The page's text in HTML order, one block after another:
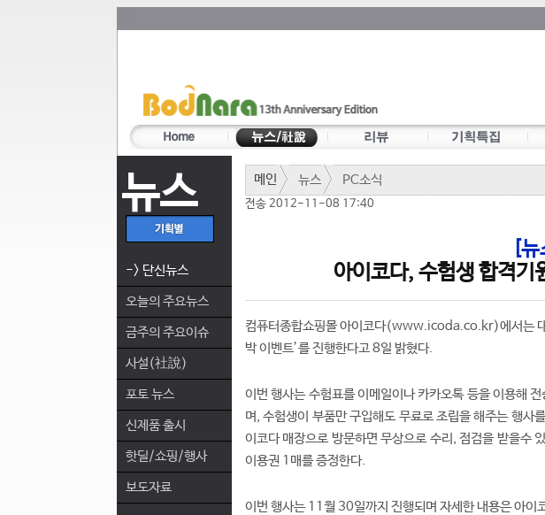
뉴스
-> 단신뉴스
오늘의 주요뉴스
금주의 주요이슈
사설(社說)
포토 뉴스
신제품 출시
핫딜/쇼핑/행사
보도자료
메인 뉴스 PC소식
전송 2012-11-08 17:40
[뉴
아이코다, 수험생 합격
컴퓨터종합쇼핑몰 아이코다(www.icoda.co.kr)에서는 대
박 이벤트’를 진행한다고 8일 밝혔다.
이번 행사는 수험표를 이메일이나 카카오톡 등을 이용해
며, 수험생이 부품만 구입해도 무료로 조립을 해주는 행사
이코다 매장으로 방문하면 무상으로 수리, 점검을 받을수
이용권 1매를 증정한다.
이번 행사는 11월 30일까지 진행되며 자세한 내용은 아